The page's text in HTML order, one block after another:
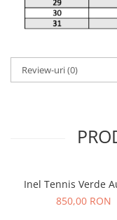
Review-uri(0)
Inel Tennis Verde
850,00 RON